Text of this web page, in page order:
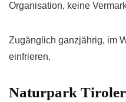
Organisation, keine
Zugänglich ganzjährig, im
einfrieren.
Naturpark